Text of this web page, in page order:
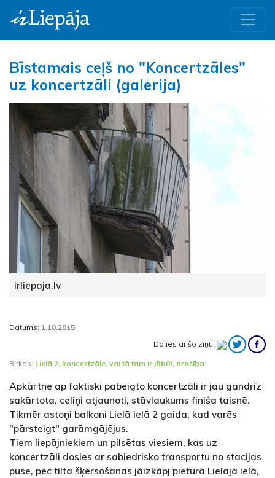
Bīstamais ceļš no "Koncertzāles"
uz koncertzāli (galerija)
irliepaja.lv
Datums: 1.10.2015
Dalies ar šo ziņu:
Birkas: Lielā 2, koncertzāle, vai tā tam ir jābūt, drošība
Apkārtne ap faktiski pabeigto koncertzāli ir jau gandrīz
sakārtota, celiņi atjaunoti, stāvlaukums finiša taisnē.
Tikmēr astoņi balkoni Lielā ielā 2 gaida, kad varēs
"pārsteigt" garāmgājējus.
Tiem liepājniekiem un pilsētas viesiem, kas uz
koncertzāli dosies ar sabiedrisko transportu no stacijas
puse, pēc tilta šķērsošanas jāizkāpj pieturā Lielajā ielā,